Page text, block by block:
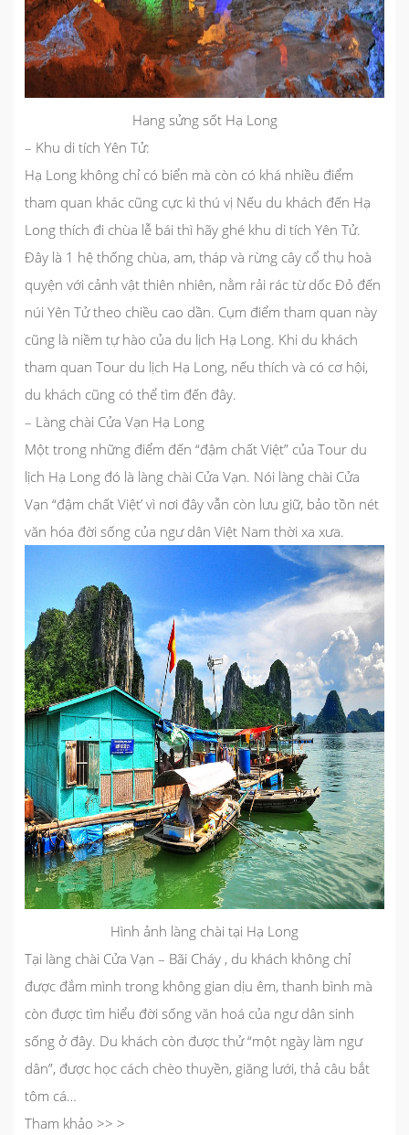
Hang sửng sốt Hạ Long
– Khu di tích Yên Tử:
Hạ Long không chỉ có biển mà còn có khá nhiều điểm
tham quan khác cũng cực kì thú vị Nếu du khách đến Hạ
Long thích đi chùa lễ bái thì hãy ghé khu di tích Yên Tử.
Đây là 1 hệ thống chùa, am, tháp và rừng cây cổ thụ hoà
quyện với cảnh vật thiên nhiên, nằm rải rác từ dốc Đỏ đến
núi Yên Tử theo chiều cao dần. Cụm điểm tham quan này
cũng là niềm tự hào của du lịch Hạ Long. Khi du khách
tham quan Tour du lịch Hạ Long, nếu thích và có cơ hội,
du khách cũng có thể tìm đến đây.
– Làng chài Cửa Vạn Hạ Long
Một trong những điểm đến “đậm chất Việt” của Tour du
lịch Hạ Long đó là làng chài Cửa Vạn. Nói làng chài Cửa
Vạn “đậm chất Việt’ vì nơi đây vẫn còn lưu giữ, bảo tồn nét
văn hóa đời sống của ngư dân Việt Nam thời xa xưa.
Hình ảnh làng chài tại Hạ Long
Tại làng chài Cửa Vạn – Bãi Cháy , du khách không chỉ
được đắm mình trong không gian dịu êm, thanh bình mà
còn được tìm hiểu đời sống văn hoá của ngư dân sinh
sống ở đây. Du khách còn được thử “một ngày làm ngư
dân”, được học cách chèo thuyền, giăng lưới, thả câu bắt
tôm cá…
Tham khảo >> >